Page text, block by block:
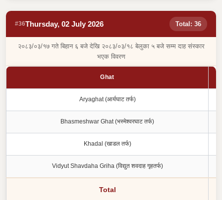
#36Thursday, 02 July 2026 Total: 36
२०८३/०३/१७ गते बिहान ६ बजे देखि २०८३/०३/१८ बेलुका ५ बजे सम्म दाह संस्कार
भएक विवरण
Ghat
Aryaghat (आर्यघाट तर्फ)
Bhasmeshwar Ghat (भस्मेश्वरघाट तर्फ)
Khadal (खाडल तर्फ)
Vidyut Shavdaha Griha (विद्युत शवदाह गृहतर्फ)
Total